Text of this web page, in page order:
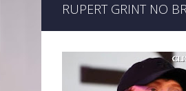
RUPERT GRINT NO